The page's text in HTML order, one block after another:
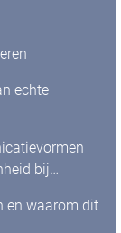
echte
bij
en waarom dit